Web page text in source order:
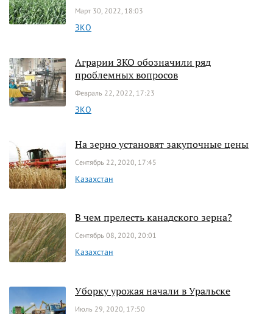
Март 30, 2022, 18:03
ЗКО
Аграрии ЗКО обозначили ряд
проблемных вопросов
Февраль 22, 2022, 17:23
ЗКО
На зерно установят закупочные цены
Сентябрь 22, 2020, 17:45
Казахстан
В чем прелесть канадского зерна?
Сентябрь 08, 2020, 20:01
Казахстан
Уборку урожая начали в Уральске
Июль 29, 2020, 17:50